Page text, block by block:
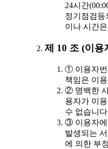
24시간
정기점검등
이나 시간
제 10 조 (이용
① 이용자번
책임은 이
② 명백한
용자가 이
수 없습니
③ 이용자에
발생되는
에 의한 부